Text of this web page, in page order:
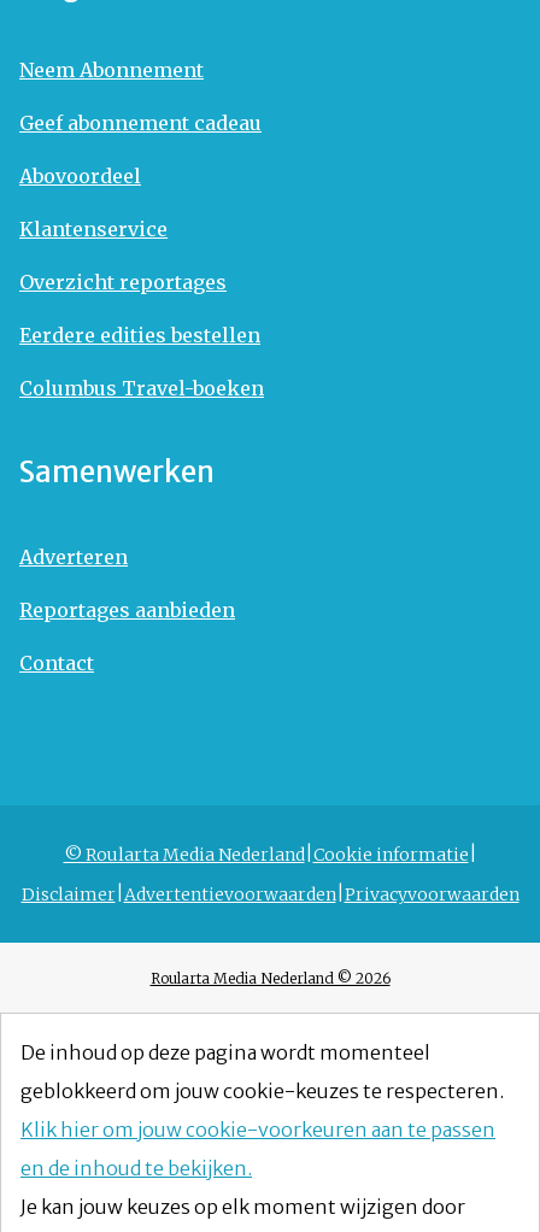
Neem Abonnement
Geef abonnement cadeau
Abovoordeel
Klantenservice
Overzicht reportages
Eerdere edities bestellen
Columbus Travel-boeken
Samenwerken
Adverteren
Reportages aanbieden
Contact
© Roularta Media Nederland Cookie informatie
Disclaimer Advertentievoorwaarden Privacyvoorwaarden
Roularta Media Nederland © 2026
De inhoud op deze pagina wordt momenteel
geblokkeerd om jouw cookie-keuzes te respecteren.
Klik hier om jouw cookie-voorkeuren aan te passen
en de inhoud te bekijken.
Je kan jouw keuzes op elk moment wijzigen door